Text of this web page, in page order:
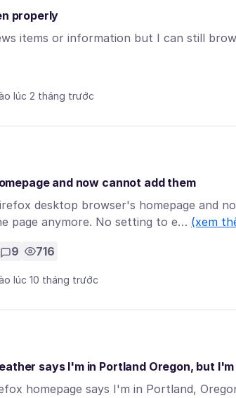
properly
items or information but I can still
lúc 2 tháng trước
and now cannot add them
desktop browser's homepage and
page anymore. No setting to e… (xem
9 716
lúc 10 tháng trước
says I'm in Portland Oregon, but I'm
homepage says I'm in Portland,